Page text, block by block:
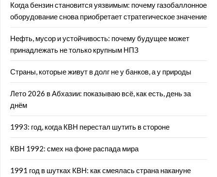
Когда бензин становится уязвимым: почему газобаллонное
оборудование снова приобретает стратегическое значение
Нефть, мусор и устойчивость: почему будущее может
принадлежать не только крупным НПЗ
Страны, которые живут в долг не у банков, а у природы
Лето 2026 в Абхазии: показываю всё, как есть, день за
днём
1993: год, когда КВН перестал шутить в стороне
КВН 1992: смех на фоне распада мира
1991 год в шутках КВН: как смеялась страна накануне